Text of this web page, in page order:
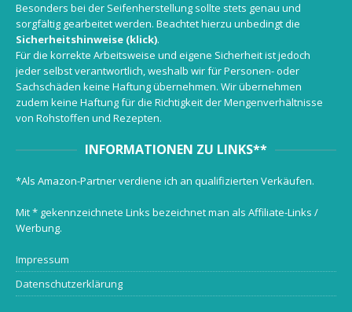
Besonders bei der Seifenherstellung sollte stets genau und
sorgfältig gearbeitet werden. Beachtet hierzu unbedingt die
Sicherheitshinweise (klick).
Für die korrekte Arbeitsweise und eigene Sicherheit ist jedoch
jeder selbst verantwortlich, weshalb wir für Personen- oder
Sachschäden keine Haftung übernehmen. Wir übernehmen
zudem keine Haftung für die Richtigkeit der Mengenverhältnisse
von Rohstoffen und Rezepten.
INFORMATIONEN ZU LINKS**
*Als Amazon-Partner verdiene ich an qualifizierten Verkäufen.
Mit * gekennzeichnete Links bezeichnet man als Affiliate-Links /
Werbung.
Impressum
Datenschutzerklärung